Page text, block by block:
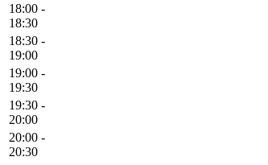
18:00 -
18:30
18:30 -
19:00
19:00 -
19:30
19:30 -
20:00
20:00 -
20:30